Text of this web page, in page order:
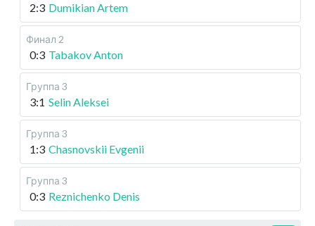
2:3 Dumikian Artem
Финал 2
0:3 Tabakov Anton
Группа 3
3:1 Selin Aleksei
Группа 3
1:3 Chasnovskii Evgenii
Группа 3
0:3 Reznichenko Denis